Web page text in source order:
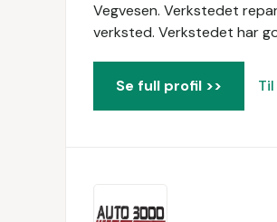
Vegvesen. Verkstedet
verksted. Verkstedet har
Se full profil >>